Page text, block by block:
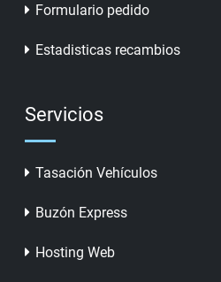
Formulario pedido
Estadisticas recambios
Servicios
Tasación Vehículos
Buzón Express
Hosting Web